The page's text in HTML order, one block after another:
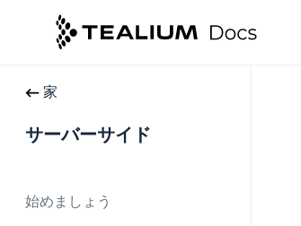
家
サーバーサイド
始めましょう